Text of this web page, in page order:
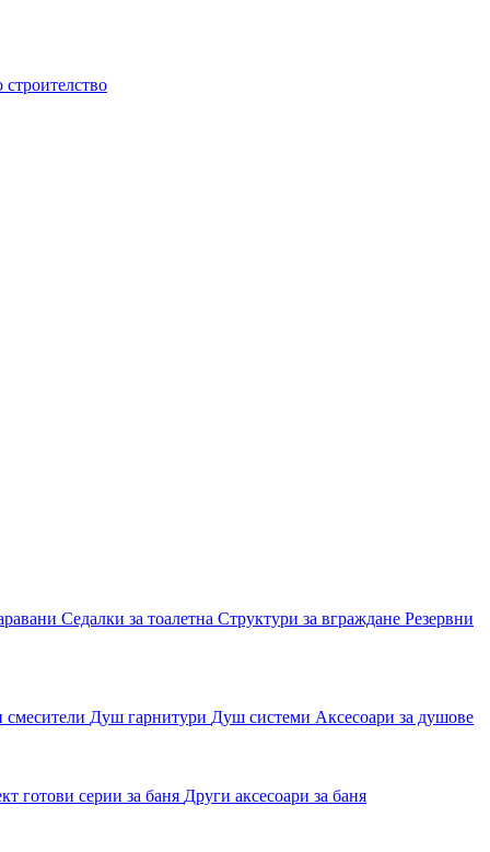
строителство
Седалки за тоалетна Структури за вграждане Резервни
смесители Душ гарнитури Душ системи Аксесоари за душове
готови серии за баня Други аксесоари за баня